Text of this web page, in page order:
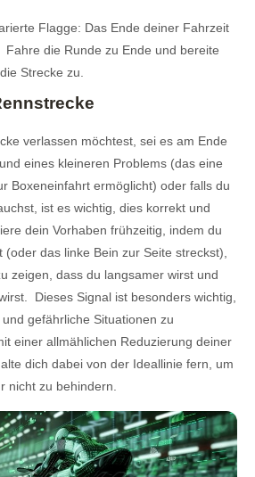
Flagge: Das Ende deiner Fahrzeit
die Runde zu Ende und bereite
Strecke zu.
verlassen möchtest, sei es am Ende
eines kleineren Problems (das eine
Boxeneinfahrt ermöglicht) oder falls du
ist es wichtig, dies korrekt und
dein Vorhaben frühzeitig, indem du
(oder das linke Bein zur Seite streckst),
zeigen, dass du langsamer wirst und
Dieses Signal ist besonders wichtig,
gefährliche Situationen zu
einer allmählichen Reduzierung deiner
dich dabei von der Ideallinie fern, um
nicht zu behindern.